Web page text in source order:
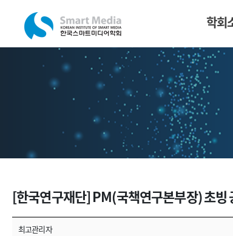
학회
[한국연구재단] PM(국책연구본부장) 초빙
최고관리자